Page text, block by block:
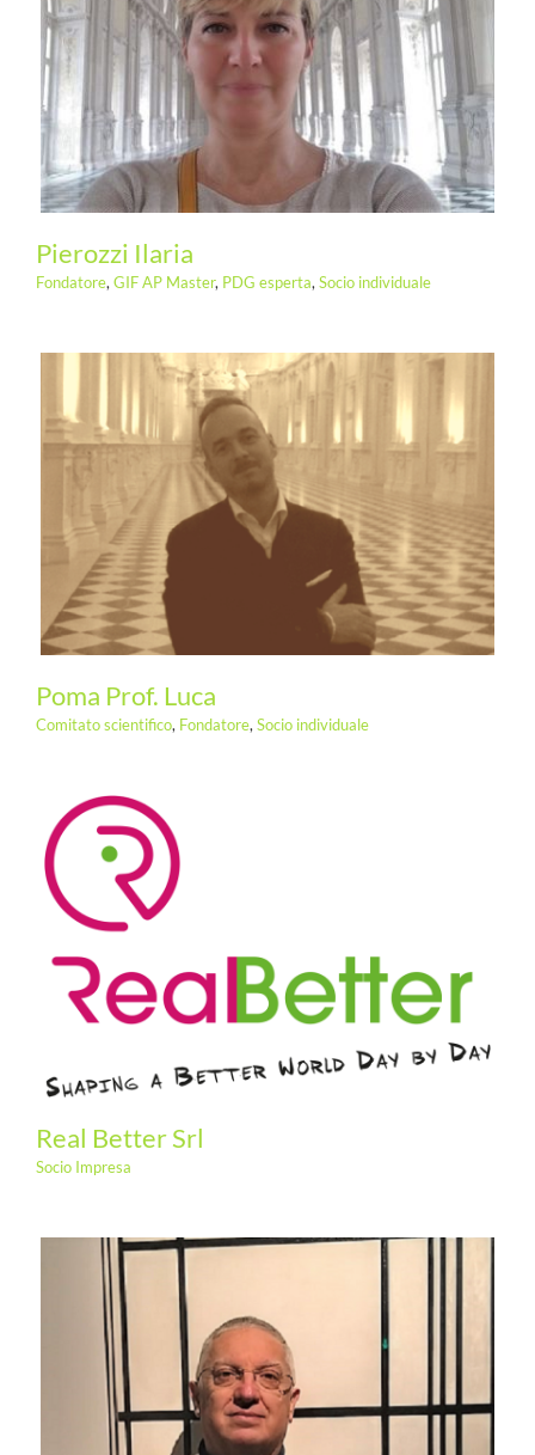
Pierozzi Ilaria
Fondatore, GIF AP Master, PDG esperta, Socio individuale
Poma Prof. Luca
Comitato scientifico, Fondatore, Socio individuale
Real Better Srl
Socio Impresa